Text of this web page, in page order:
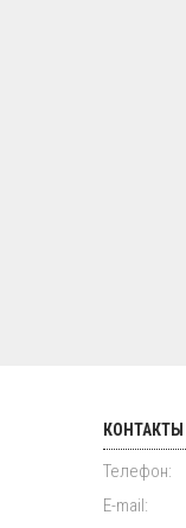
КОНТАКТЫ
Телефон:
E-mail: